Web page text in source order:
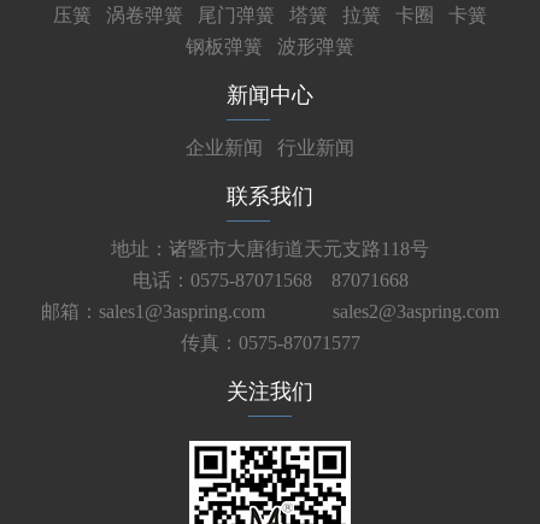
压簧
涡卷弹簧 尾门弹簧 塔簧 拉簧 卡圈
卡簧
钢板弹簧
波形弹簧
新闻中心
企业新闻 行业新闻
联系我们
地址：诸暨市大唐街道天元支路118号
电话：0575-87071568 87071668
邮箱：sales1@3aspring.com
sales2@3aspring.com
传真：0575-87071577
关注我们